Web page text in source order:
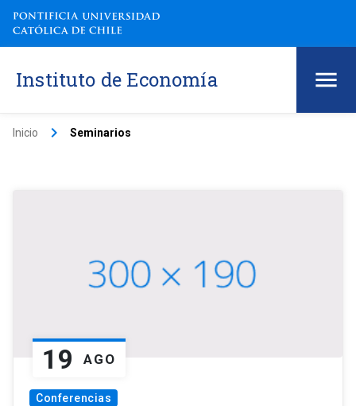
Instituto de Economía
Inicio keyboard_arrow_right Seminarios
19 AGO
Conferencias